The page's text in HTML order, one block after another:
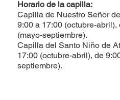
Horario de la capilla:
Capilla de Nuestro Señor
9:00 a 17:00 (octubre-abril),
(mayo-septiembre).
Capilla del Santo Niño de
17:00 (octubre-abril), de
septiembre).